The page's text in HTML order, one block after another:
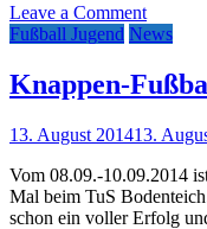
Leave a Commenton
Fußball Jugend News
Knappen-
13. August 201413.
Vom 08.09.-10.09.2014
Mal beim TuS
schon ein voller Erfolg